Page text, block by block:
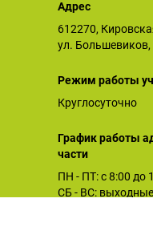
Адрес
612270,
ул. Большевиков,
Режим работы
Круглосуточно
График работы
части
ПН - ПТ: с 8:00 до
СБ - ВС: выходные